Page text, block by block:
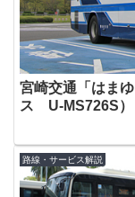
宮崎交通「はま
ス U-MS726S）
路線・サービス解説